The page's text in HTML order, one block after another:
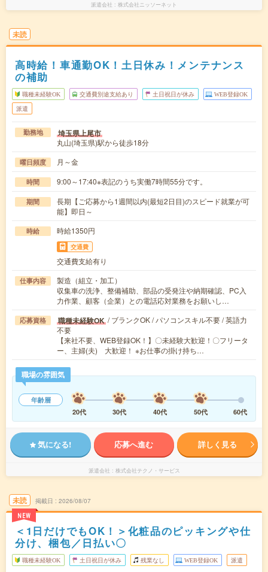
派遣会社 株式会社ニッソーネット
未読
高時給！車通勤OK！土日休み！メンテナンス
の補助
職種未経験OK 交通費別途支給あり 土日祝日が休み WEB登録OK
派遣
勤務地 埼玉県上尾市
丸山(埼玉県)駅から徒歩18分
曜日頻度 月～金
時間 9:00～17:40※表記のうち実働7時間55分です。
期間
長期【ご応募から1週間以内(最短2日目)のスピード就業が可
能】即日～
時給 時給1350円
交通費
交通費支給有り
仕事内容
製造（組立・加工）
収集車の洗浄、整備補助、部品の受発注や納期確認、PC入
力作業、顧客（企業）との電話応対業務をお願いし…
応募資格 職種未経験OK / ブランクOK / パソコンスキル不要 / 英語力
不要
【来社不要、WEB登録OK！】〇未経験大歓迎！〇フリータ
ー、主婦(夫) 大歓迎！ ※お仕事の掛け持ち…
職場の雰囲気
年齢層
20代
30代 40代 50代 60代
気になる! 応募へ進む 詳しく見る
派遣会社 株式会社テクノ・サービス
未読
NEW
掲載日 2026/08/07
＜1日だけでもOK！＞化粧品のピッキングや仕
分け、梱包／日払い〇
職種未経験OK 土日祝日が休み 残業なし WEB登録OK 派遣